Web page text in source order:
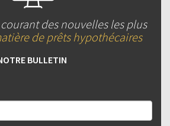
des nouvelles les plus
de prêts hypothécaires
BULLETIN